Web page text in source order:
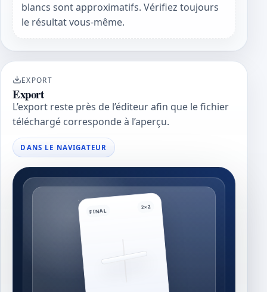
blancs sont approximatifs. Vérifiez toujours
le résultat vous-même.
EXPORT
Export
L’export reste près de l’éditeur afin que le fichier
téléchargé corresponde à l’aperçu.
DANS LE NAVIGATEUR
FINAL
2×2